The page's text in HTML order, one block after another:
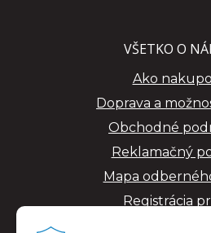
VŠETKO O
Ako
Doprava a
Obchodné
Reklamačný
Mapa
Registrácia